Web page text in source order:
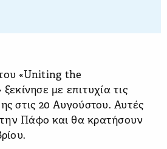
«Uniting the
με επιτυχία τις
στις 20 Αυγούστου. Αυτές
Πάφο και θα κρατήσουν